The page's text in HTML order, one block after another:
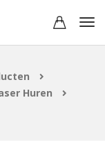
Huren